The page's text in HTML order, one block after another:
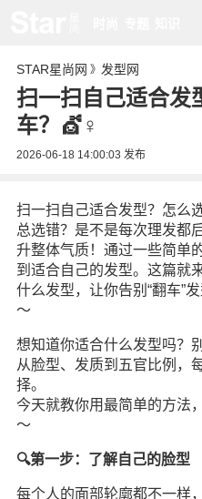
STAR星尚网 》 发型网
扫一扫自己适合发
车？💇♀️
2026-06-18 14:00:03 发布
扫一扫自己适合发型？怎么
总选错？是不是每次理发都
升整体气质！通过一些简单
到适合自己的发型。这篇就
什么发型，让你告别“翻车”
～
想知道你适合什么发型吗？
从脸型、发质到五官比例，
择。
今天就教你用最简单的方法
～
🔍第一步：了解自己的脸型
每个人的面部轮廓都不一样